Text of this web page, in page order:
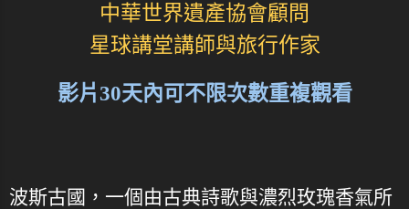
中華世界遺產協會顧問
星球講堂講師與旅行作家
影片30天內可不限次數重複觀看
波斯古國，一個由古典詩歌與濃烈玫瑰香氣所